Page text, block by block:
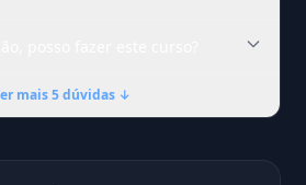
mais 5 dúvidas ↓